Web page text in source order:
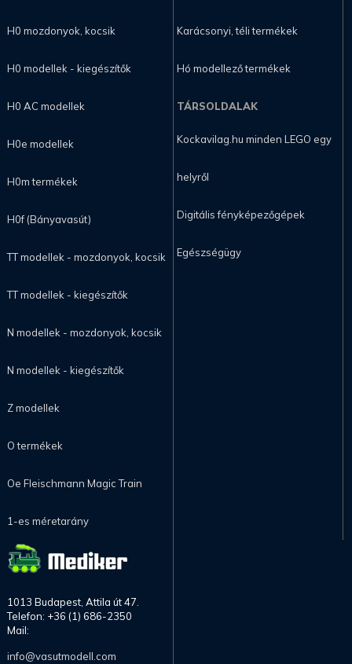
H0 mozdonyok, kocsik
H0 modellek - kiegészítők
H0 AC modellek
H0e modellek
H0m termékek
H0f (Bányavasút)
TT modellek - mozdonyok, kocsik
TT modellek - kiegészítők
N modellek - mozdonyok, kocsik
N modellek - kiegészítők
Z modellek
O termékek
Oe Fleischmann Magic Train
1-es méretarány
Karácsonyi, téli termékek
Hó modellező termékek
TÁRSOLDALAK
Kockavilag.hu minden LEGO egy
helyről
Digitális fényképezőgépek
Egészségügy
1013 Budapest, Attila út 47.
Telefon: +36 (1) 686-2350
Mail:
info@vasutmodell.com